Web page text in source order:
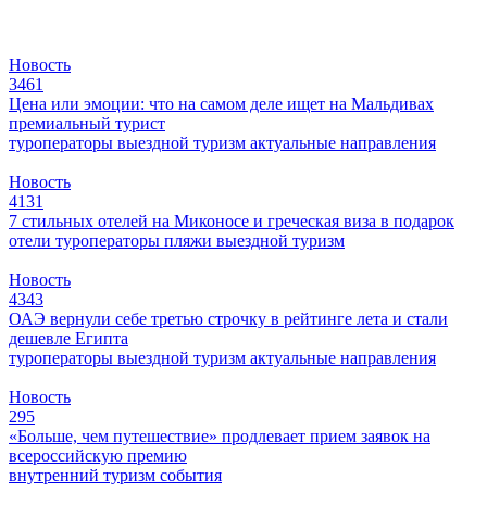
Новость
3461
Цена или эмоции: что на самом деле ищет на Мальдивах
премиальный турист
туроператоры выездной туризм актуальные направления
Новость
4131
7 стильных отелей на Миконосе и греческая виза в подарок
отели туроператоры пляжи выездной туризм
Новость
4343
ОАЭ вернули себе третью строчку в рейтинге лета и стали
дешевле Египта
туроператоры выездной туризм актуальные направления
Новость
295
«Больше, чем путешествие» продлевает прием заявок на
всероссийскую премию
внутренний туризм события